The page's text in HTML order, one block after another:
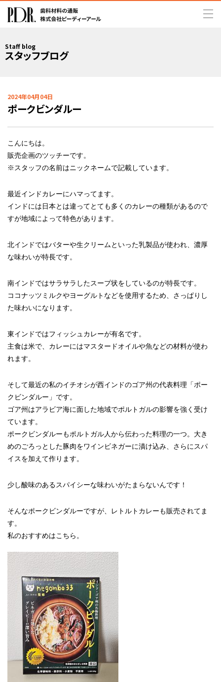
Staff blog
スタッフブログ
2024年04月04日
ポークビンダルー
こんにちは。
販売企画のツッチーです。
※スタッフの名前はニックネームで記載しています。
最近インドカレーにハマってます。
インドには日本とは違ってとても多くのカレーの種類があるので
すが地域によって特色があります。
北インドではバターや生クリームといった乳製品が使われ、濃厚
な味わいが特長です。
南インドではサラサラしたスープ状をしているのが特長です。
ココナッツミルクやヨーグルトなどを使用するため、さっぱりし
た味わいになります。
東インドではフィッシュカレーが有名です。
主食は米で、カレーにはマスタードオイルや魚などの材料が使わ
れます。
そして最近の私のイチオシが西インドのゴア州の代表料理「ポー
クビンダルー」です。
ゴア州はアラビア海に面した地域でポルトガルの影響を強く受け
ています。
ポークビンダルーもポルトガル人から伝わった料理の一つ。大き
めのごろっとした豚肉をワインビネガーに漬け込み、さらにスパ
イスを加えて作ります。
少し酸味のあるスパイシーな味わいがたまらないんです！
そんなポークビンダルーですが、レトルトカレーも販売されてま
す。
私のおすすめはこちら。